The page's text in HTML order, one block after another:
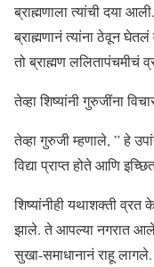
ब्राह्मणाला त्यांची दया
ब्राह्मणानं त्यांना ठेवून
तो ब्राह्मण ललितापंचमीचं
तेव्हा शिष्यांनी गुरुजींना
तेव्हा गुरुजी म्हणाले, ” हे
विद्या प्राप्त होते आणि
शिष्यांनीही यथाशक्ती व्रत
झाले. ते आपल्या नगरात आले.
सुखा-समाधानानं राहू